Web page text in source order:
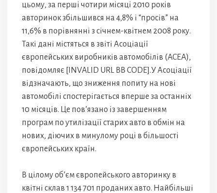
цьому, за перші чотири місяці 2010 років
авторинок збільшився на 4,8% і “просів” на
11,6% в порівнянні з січнем-квітнем 2008 року.
Такі дані містяться в звіті Асоціації
європейських виробників автомобілів (ACEA),
повідомляє [INVALID URL BB CODE].У Асоціації
відзначають, що зниження попиту на нові
автомобілі спостерігається вперше за останніх
10 місяців. Це пов’язано із завершенням
програм по утилізації старих авто в обмін на
нових, діючих в минулому році в більшості
європейських країн.
В цілому об’єм європейського авторинку в
квітні склав 1 134 701 проданих авто. Найбільші